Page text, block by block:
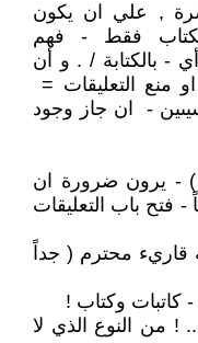
, علي ان يكون
فقط - فهم
- بالكتابة / . و أن
التعليقات =
- ان جاز وجود
) - يرون ضرورة ان
فتح باب التعليقات
قاريء محترم ( جداً
كاتبات وكتاب !
! من النوع الذي لا